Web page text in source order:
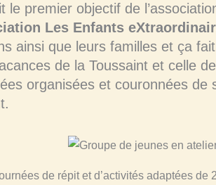
le premier objectif de
Les Enfants
ainsi que leurs familles et ça
de la Toussaint et celle
organisées et couronnées de
de répit et d’activités adaptées de